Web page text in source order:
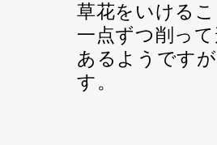
草花をいける
一点ずつ削っ
あるようです
す。